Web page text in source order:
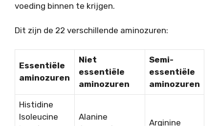
voeding binnen te krijgen.
Dit zijn de 22 verschillende aminozuren:
Essentiële
aminozuren
Niet
essentiële
aminozuren
Semi-
essentiële
aminozuren
Histidine
Isoleucine
Alanine
Arginine